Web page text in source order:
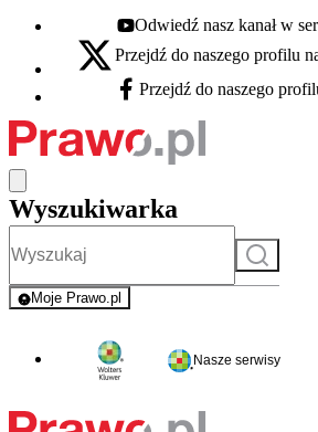
Youtube - otwiera się w nowej karcie
Odwiedź nasz kanał w
X - otwiera się w nowej karcie
Przejdź do naszego profilu
Facebook - otwiera się w nowej karcie
Przejdź do naszego
Wyszukiwarka
Szukaj
Moje Prawo.pl
- rejestracja i logowanie do serwisu
Nasze serwisy